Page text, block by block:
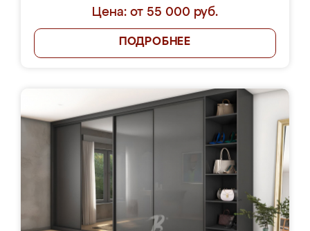
Цена: от 55 000 руб.
ПОДРОБНЕЕ